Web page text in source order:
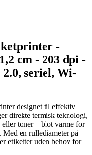
-
cm - 203 dpi -
2.0, seriel, Wi-
designet til effektiv
direkte termisk teknologi,
toner – blot varme for
Med en rullediameter på
etiketter uden behov for